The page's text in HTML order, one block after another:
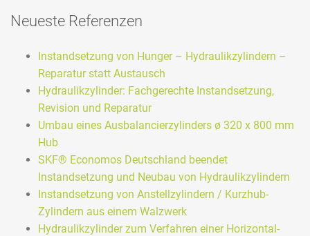
Neueste Referenzen
Instandsetzung von Hunger – Hydraulikzylindern –
Reparatur statt Austausch
Hydraulikzylinder: Fachgerechte Instandsetzung,
Revision und Reparatur
Umbau eines Ausbalancierzylinders ø 320 x 800 mm
Hub
SKF® Economos Deutschland beendet
Instandsetzung und Neubau von Hydraulikzylindern
Instandsetzung von Anstellzylindern / Kurzhub-
Zylindern aus einem Walzwerk
Hydraulikzylinder zum Verfahren einer Horizontal-